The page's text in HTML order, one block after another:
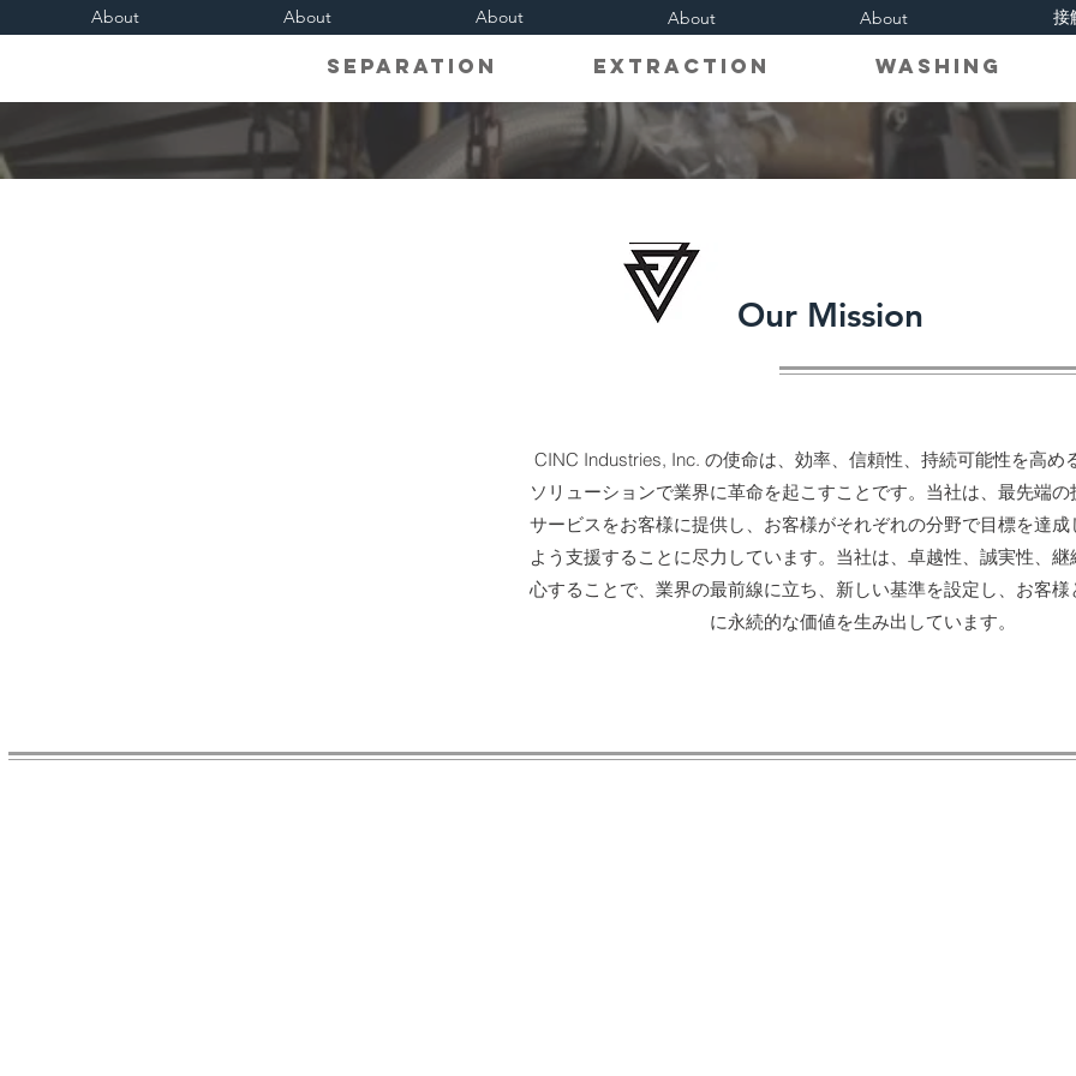
About About About About About 接
Separation Extraction Washing
Our Mission
CINC Industries, Inc. の使命は、効率、信頼性、持続可能性を高め
ソリューションで業界に革命を起こすことです。当社は、最先端の
サービスをお客様に提供し、お客様がそれぞれの分野で目標を達成
よう支援することに尽力しています。当社は、卓越性、誠実性、
心することで、業界の最前線に立ち、新しい基準を設定し、お客様
に永続的な価値を生み出しています。